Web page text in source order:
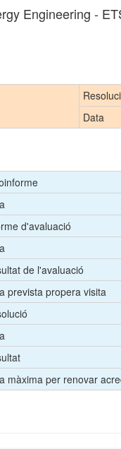
Engineering -
Data
d'avaluació
de l'avaluació
prevista propera visita
màxima per renovar